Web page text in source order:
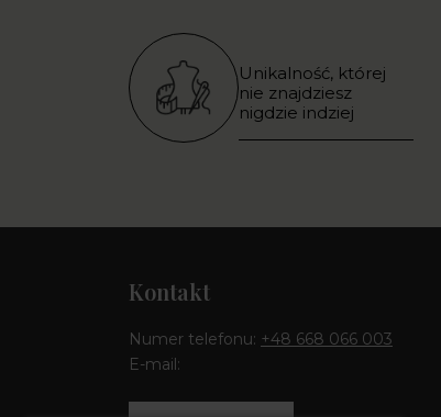
Unikalność, której
nie znajdziesz
nigdzie indziej
Kontakt
Numer telefonu: +48 668 066 003
E-mail: